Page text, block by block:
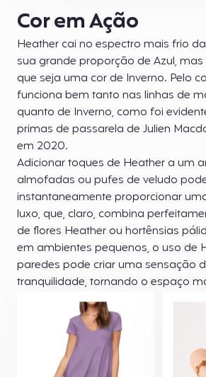
Cor em Ação
Heather cai no espectro mais frio
sua grande proporção de Azul,
que seja uma cor de Inverno. Pelo
funciona bem tanto nas linhas de
quanto de Inverno, como foi
primas de passarela de Julien
em 2020.
Adicionar toques de Heather a um
almofadas ou pufes de veludo
instantaneamente proporcionar
luxo, que, claro, combina
de flores Heather ou hortênsias
em ambientes pequenos, o uso de
paredes pode criar uma sensação
tranquilidade, tornando o espaço